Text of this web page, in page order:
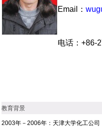
Email
：
电话：
教育背景
2003年－2006年： 天津大学化工公